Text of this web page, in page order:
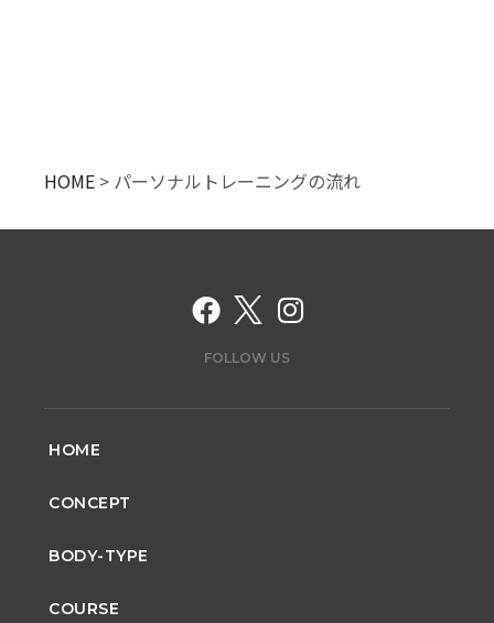
HOME > パーソナルトレーニングの流れ
FOLLOW US
HOME
CONCEPT
BODY-TYPE
COURSE